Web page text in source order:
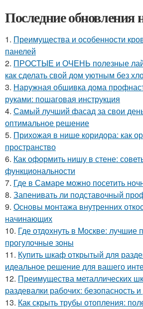
Последние обновления
1. Преимущества и особенности
панелей
2. ПРОСТЫЕ и ОЧЕНЬ полезные
как сделать свой дом уютным без
3. Наружная обшивка дома
руками: пошаговая инструкция
4. Самый лучший фасад за свои
оптимальное решение
5. Прихожая в нише коридора: как
пространство
6. Как оформить нишу в стене:
функциональности
7. Где в Самаре можно посетить
8. Запенивать ли подставочный
9. Основы монтажа внутренних
начинающих
10. Где отдохнуть в Москве: лучшие
прогулочные зоны
11. Купить шкаф открытый для
идеальное решение для вашего
12. Преимущества металлических
раздевалки рабочих: безопасность
13. Как скрыть трубы отопления: